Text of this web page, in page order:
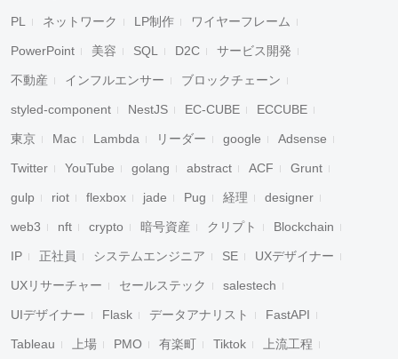
PL ネットワーク LP制作 ワイヤーフレーム
PowerPoint 美容 SQL D2C サービス開発
不動産 インフルエンサー ブロックチェーン
styled-component NestJS EC-CUBE ECCUBE
東京 Mac Lambda リーダー google Adsense
Twitter YouTube golang abstract ACF Grunt
gulp riot flexbox jade Pug 経理 designer
web3 nft crypto 暗号資産 クリプト Blockchain
IP 正社員 システムエンジニア SE UXデザイナー
UXリサーチャー セールステック salestech
UIデザイナー Flask データアナリスト FastAPI
Tableau 上場 PMO 有楽町 Tiktok 上流工程